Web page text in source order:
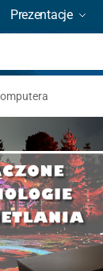
Prezentacje